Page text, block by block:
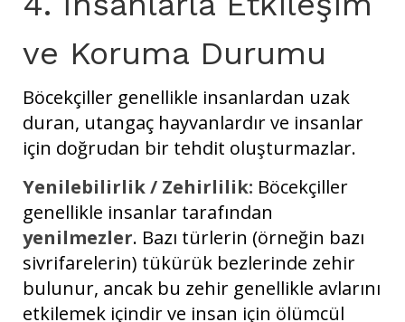
ve Koruma Durumu
Böcekçiller genellikle insanlardan uzak
duran, utangaç hayvanlardır ve insanlar
için doğrudan bir tehdit oluşturmazlar.
Yenilebilirlik / Zehirlilik: Böcekçiller
genellikle insanlar tarafından
yenilmezler. Bazı türlerin (örneğin bazı
sivrifarelerin) tükürük bezlerinde zehir
bulunur, ancak bu zehir genellikle avlarını
etkilemek içindir ve insan için ölümcül